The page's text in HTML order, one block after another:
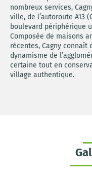
nombreux services,
ville, de l’autoroute A13
boulevard périphérique
Composée de maisons
récentes, Cagny connaît
dynamisme de
certaine tout en
village authentique.